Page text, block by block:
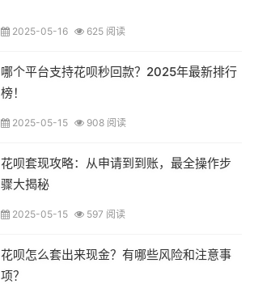
2025-05-16 625 阅读
哪个平台支持花呗秒回款？2025年最新排行
榜！
2025-05-15 908 阅读
花呗套现攻略：从申请到到账，最全操作步
骤大揭秘
2025-05-15 597 阅读
花呗怎么套出来现金？有哪些风险和注意事
项？